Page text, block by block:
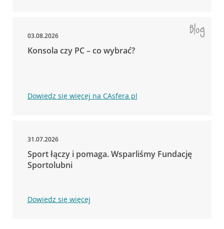
03.08.2026
Konsola czy PC – co wybrać?
Dowiedz się więcej na CAsfera.pl
31.07.2026
Sport łączy i pomaga. Wsparliśmy Fundację
Sportolubni
Dowiedz się więcej